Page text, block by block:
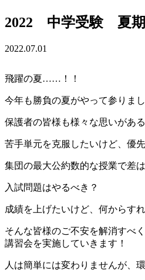
2022 中学受験 夏
2022.07.01
飛躍の夏……！！
今年も勝負の夏がやって参りまし
保護者の皆様も様々な思いがある
苦手単元を克服したいけど、優
集団の最大公約数的な授業で差
入試問題はやるべき？
成績を上げたいけど、何からす
そんな皆様のご不安を解消すべ
講習会を実施していきます！
人は簡単には変わりませんが、